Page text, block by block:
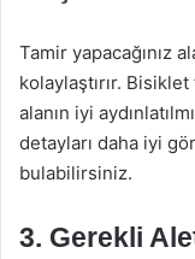
Tamir yapacağınız
kolaylaştırır.
alanın iyi
detayları daha iyi
bulabilirsiniz.
3. Gerekli